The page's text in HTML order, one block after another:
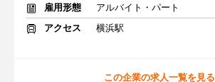
雇用形態
アルバイト・パート
アクセス
横浜駅
この企業の求人一覧を見る